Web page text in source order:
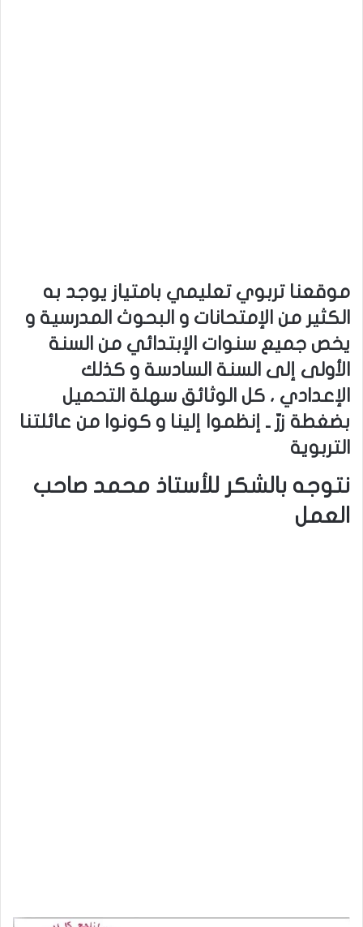
موقعنا تربوي تعليمي بامتياز يوجد به
الكثير من الإمتحانات و البحوث المدرسية و
يخص جميع سنوات الإبتدائي من السنة
الأولى إلى السنة السادسة و كذلك
الإعدادي ، كل الوثائق سهلة التحميل
بضغطة زرّ ـ إنظموا إلينا و كونوا من عائلتنا
التربوية
نتوجه بالشكر للأستاذ محمد صاحب
العمل